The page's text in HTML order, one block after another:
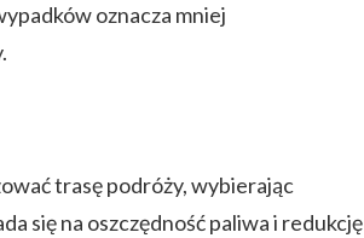
oznacza mniej
trasę podróży, wybierając
się na oszczędność paliwa i redukcję